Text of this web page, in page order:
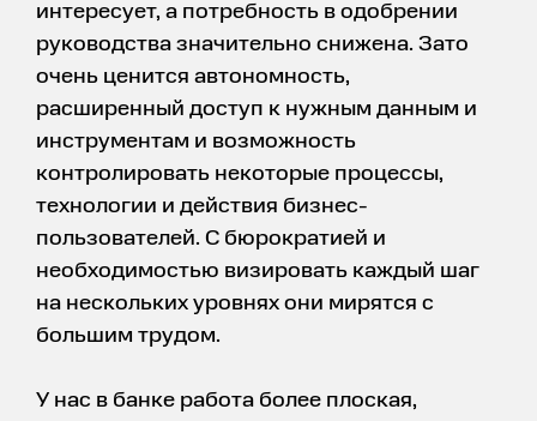
интересует, а потребность в одобрении
руководства значительно снижена. Зато
очень ценится автономность,
расширенный доступ к нужным данным и
инструментам и возможность
контролировать некоторые процессы,
технологии и действия бизнес-
пользователей. С бюрократией и
необходимостью визировать каждый шаг
на нескольких уровнях они мирятся с
большим трудом.
У нас в банке работа более плоская,